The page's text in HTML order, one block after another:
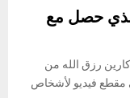
حصل مع
رزق الله من
مقطع فيديو لأشخاص